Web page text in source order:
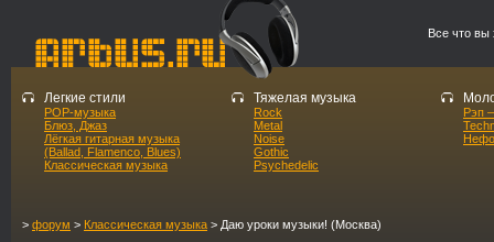
Все что вы
Легкие стили
POP-музыка
Блюз, Джаз
Лёгкая гитарная музыка
(Ballad, Flamenco, Blues)
Классическая музыка
Тяжелая музыка
Rock
Metal
Noise
Gothic
Psychedelic
Рэп
> форум > Классическая музыка > Даю уроки музыки! (Москва)